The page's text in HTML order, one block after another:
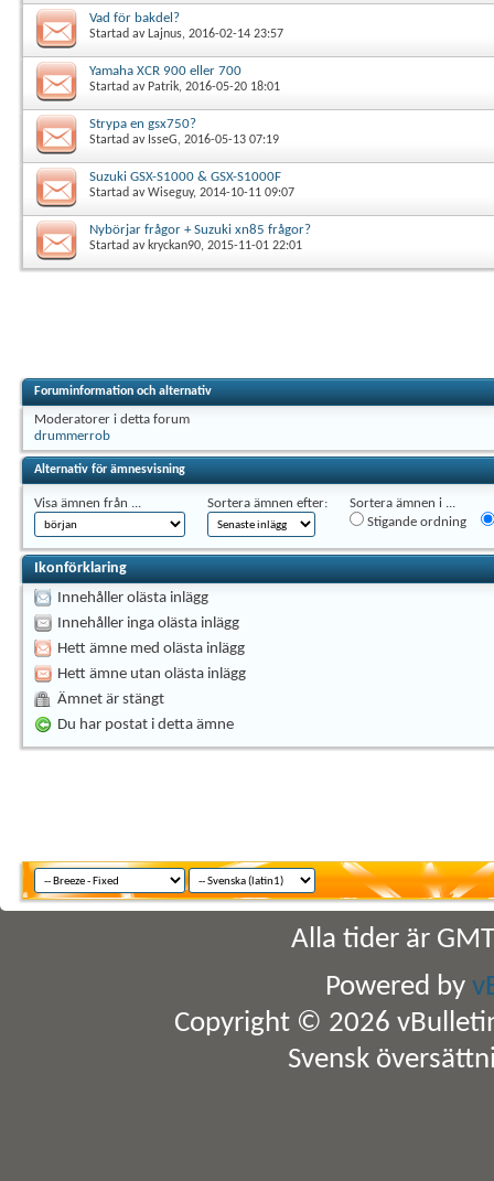
Vad för bakdel?
Startad av Lajnus, 2016-02-14 23:57
Yamaha XCR 900 eller 700
Startad av Patrik, 2016-05-20 18:01
Strypa en gsx750?
Startad av IsseG, 2016-05-13 07:19
Suzuki GSX-S1000 & GSX-S1000F
Startad avWiseguy, 2014-10-11 09:07
Nybörjar frågor + Suzuki xn85 frågor?
Startad av kryckan90, 2015-11-01 22:01
Foruminformation och alternativ
Moderatorer i detta forum
drummerrob
Alternativ för ämnesvisning
Visa ämnen från ... Sortera ämnen efter:
Sortera ämnen i ...
Stigande ordning
Ikonförklaring
Innehåller olästa inlägg
Innehåller inga olästa inlägg
Hett ämne med olästa inlägg
Hett ämne utan olästa inlägg
Ämnet är stängt
Du har postat i detta ämne
Alla tider är
Powered by
Copyright © 2026
Svensk